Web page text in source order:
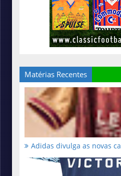
Matérias Recentes
Adidas divulga as novas